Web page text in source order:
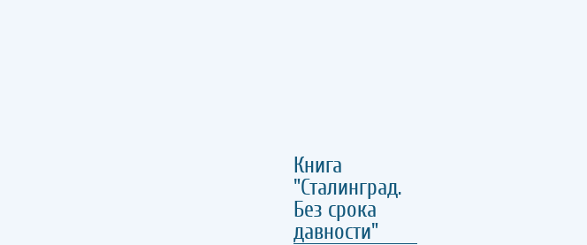
Книга
"Сталинград.
Без срока
давности"